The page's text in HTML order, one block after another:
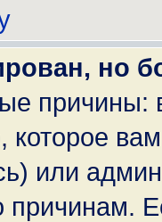
но
причины:
которое
или
причинам.